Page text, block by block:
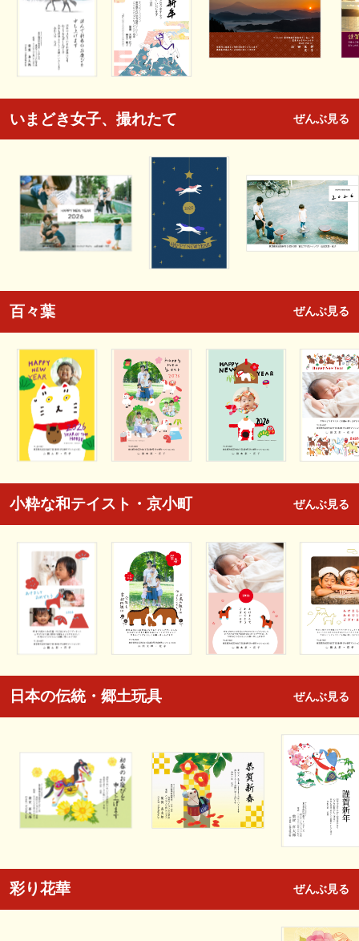
いまどき女子、撮れたて ぜんぶ見る
百々葉 ぜんぶ見る
小粋な和テイスト・京小町 ぜんぶ見る
日本の伝統・郷土玩具 ぜんぶ見る
彩り花華 ぜんぶ見る